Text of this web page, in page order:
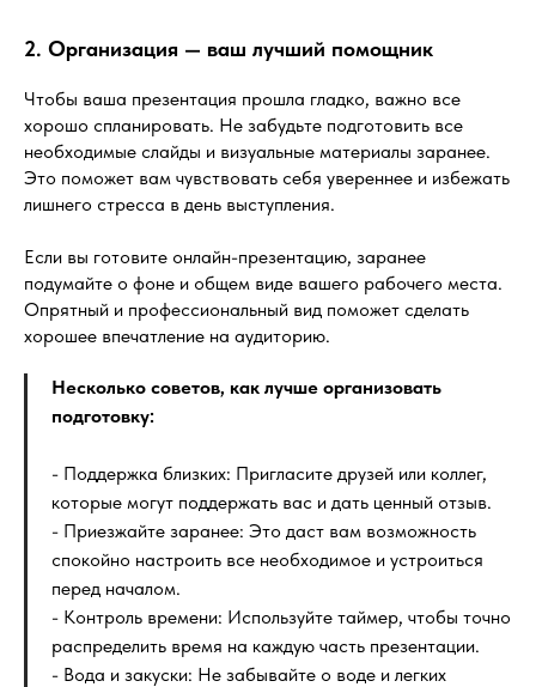
2. Организация — ваш лучший помощник
Чтобы ваша презентация прошла гладко, важно все
хорошо спланировать. Не забудьте подготовить все
необходимые слайды и визуальные материалы заранее.
Это поможет вам чувствовать себя увереннее и избежать
лишнего стресса в день выступления.
Если вы готовите онлайн-презентацию, заранее
подумайте о фоне и общем виде вашего рабочего места.
Опрятный и профессиональный вид поможет сделать
хорошее впечатление на аудиторию.
Несколько советов, как лучше организовать
подготовку:
- Поддержка близких: Пригласите друзей или коллег,
которые могут поддержать вас и дать ценный отзыв.
- Приезжайте заранее: Это даст вам возможность
спокойно настроить все необходимое и устроиться
перед началом.
- Контроль времени: Используйте таймер, чтобы точно
распределить время на каждую часть презентации.
- Вода и закуски: Не забывайте о воде и легких